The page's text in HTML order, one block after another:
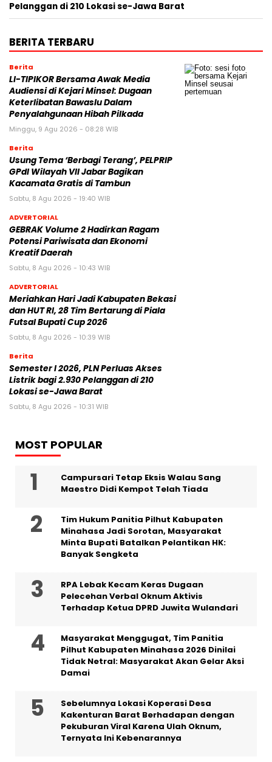
Pelanggan di 210 Lokasi se-Jawa Barat
BERITA TERBARU
Berita
LI-TIPIKOR Bersama Awak Media
Audiensi di Kejari Minsel: Dugaan
Keterlibatan Bawaslu Dalam
Penyalahgunaan Hibah Pilkada
Minggu, 9 Agu 2026 - 08:28 WIB
Berita
‎Usung Tema ‘Berbagi Terang’, PELPRIP
GPdI Wilayah VII Jabar Bagikan
Kacamata Gratis di Tambun
Sabtu, 8 Agu 2026 - 19:40 WIB
ADVERTORIAL
GEBRAK Volume 2 Hadirkan Ragam
Potensi Pariwisata dan Ekonomi
Kreatif Daerah
Sabtu, 8 Agu 2026 - 10:43 WIB
ADVERTORIAL
Meriahkan Hari Jadi Kabupaten Bekasi
dan HUT RI, 28 Tim Bertarung di Piala
Futsal Bupati Cup 2026
Sabtu, 8 Agu 2026 - 10:39 WIB
Berita
Semester I 2026, PLN Perluas Akses
Listrik bagi 2.930 Pelanggan di 210
Lokasi se-Jawa Barat
Sabtu, 8 Agu 2026 - 10:31 WIB
MOST POPULAR
Campursari Tetap Eksis Walau Sang
Maestro Didi Kempot Telah Tiada
Tim Hukum Panitia Pilhut Kabupaten
Minahasa Jadi Sorotan, Masyarakat
Minta Bupati Batalkan Pelantikan HK:
Banyak Sengketa
RPA Lebak Kecam Keras Dugaan
Pelecehan Verbal Oknum Aktivis
Terhadap Ketua DPRD Juwita Wulandari
Masyarakat Menggugat, Tim Panitia
Pilhut Kabupaten Minahasa 2026 Dinilai
Tidak Netral: Masyarakat Akan Gelar Aksi
Damai
Sebelumnya Lokasi Koperasi Desa
Kakenturan Barat Berhadapan dengan
Pekuburan Viral Karena Ulah Oknum,
Ternyata Ini Kebenarannya